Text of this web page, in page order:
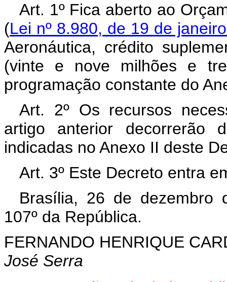
Art. 1º Fica aberto ao
(Lei nº 8.980, de 19 de
Aeronáutica, crédito
(vinte e nove milhões e
programação constante do
Art. 2º Os recursos
artigo anterior decorrerão
indicadas no Anexo II deste
Art. 3º Este Decreto entra
Brasília, 26 de dezembro
107º da República.
FERNANDO HENRIQUE
José Serra